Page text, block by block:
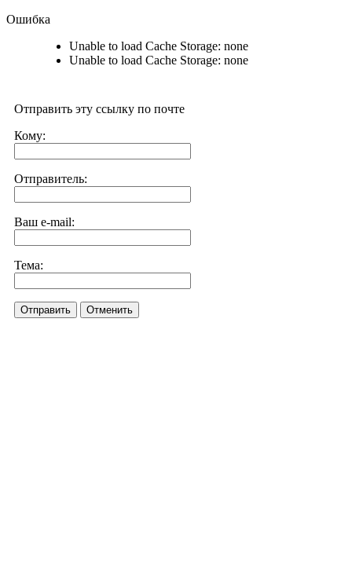
Ошибка
Unable to load Cache Storage: none
Unable to load Cache Storage: none
Отправить эту ссылку по почте
Кому:
Отправитель:
Ваш e-mail:
Тема:
Отправить Отменить